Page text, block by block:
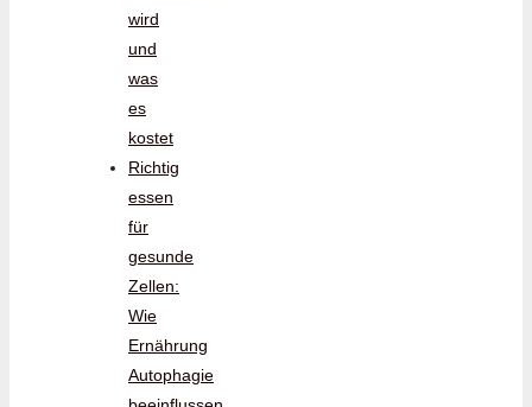
wird
und
was
es
kostet
Richtig
essen
für
gesunde
Zellen:
Wie
Ernährung
Autophagie